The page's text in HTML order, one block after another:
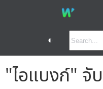
◐
"ไอแบงก์" จั